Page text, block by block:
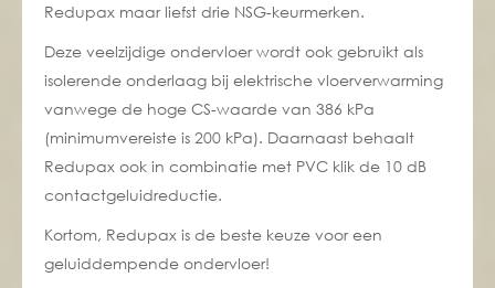
Redupax maar liefst drie NSG-keurmerken.
Deze veelzijdige ondervloer wordt ook gebruikt als
isolerende onderlaag bij elektrische vloerverwarming
vanwege de hoge CS-waarde van 386 kPa
(minimumvereiste is 200 kPa). Daarnaast behaalt
Redupax ook in combinatie met PVC klik de 10 dB
contactgeluidreductie.
Kortom, Redupax is de beste keuze voor een
geluiddempende ondervloer!